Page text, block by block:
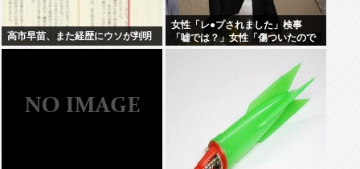
高市早苗、また経歴にウソが判明
女性「レ●プされました」検事
「嘘では？」女性「傷ついたので
訴えます」